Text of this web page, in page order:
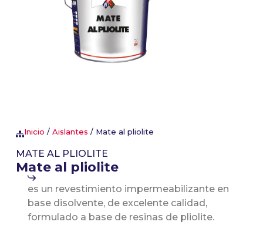
Inicio / Aislantes / Mate al pliolite
MATE AL PLIOLITE
Mate al pliolite
es un revestimiento impermeabilizante en
base disolvente, de excelente calidad,
formulado a base de resinas de pliolite.